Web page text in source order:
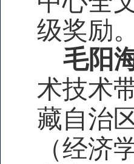
级奖励。
毛阳
术技术
藏自治
（经济